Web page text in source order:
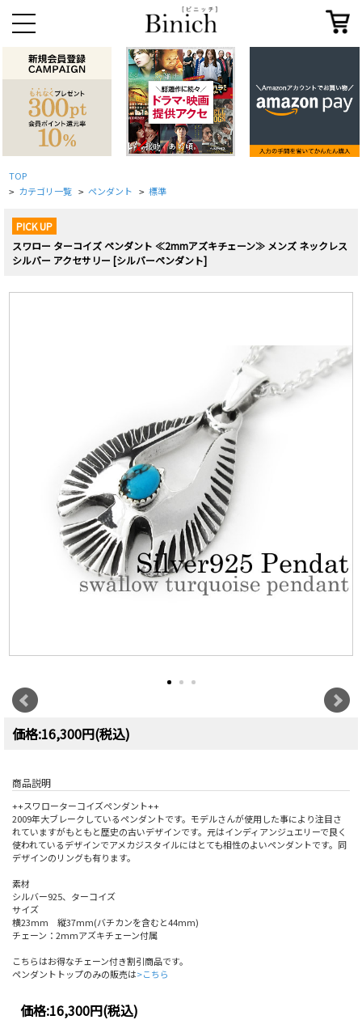
TOP
> カテゴリ一覧 > ペンダント > 標準
PICK UP
スワロー ターコイズ ペンダント ≪2mmアズキチェーン≫ メンズ ネックレス
シルバー アクセサリー [シルバーペンダント]
価格:16,300円(税込)
商品説明
++スワローターコイズペンダント++
2009年大ブレークしているペンダントです。モデルさんが使用した事により注目さ
れていますがもともと歴史の古いデザインです。元はインディアンジュエリーで良く
使われているデザインでアメカジスタイルにはとても相性のよいペンダントです。同
デザインのリングも有ります。
素材
シルバー925、ターコイズ
サイズ
横23mm 縦37mm(バチカンを含むと44mm)
チェーン：2mmアズキチェーン付属
こちらはお得なチェーン付き割引商品です。
ペンダントトップのみの販売は>こちら
価格:16,300円(税込)